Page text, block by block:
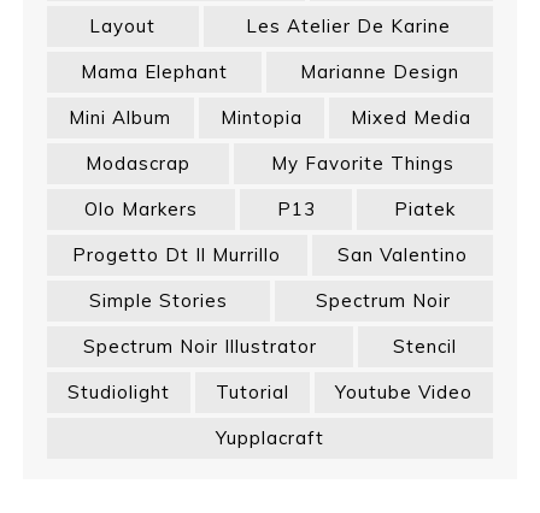
Layout
Les Atelier De Karine
Mama Elephant
Marianne Design
Mini Album
Mintopia
Mixed Media
Modascrap
My Favorite Things
Olo Markers
P13
Piatek
Progetto Dt Il Murrillo
San Valentino
Simple Stories
Spectrum Noir
Spectrum Noir Illustrator
Stencil
Studiolight
Tutorial
Youtube Video
Yupplacraft